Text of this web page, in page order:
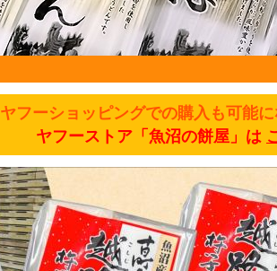
ヤフーショッピングでの購入も可能
ヤフーストア「魚沼の餅屋」は